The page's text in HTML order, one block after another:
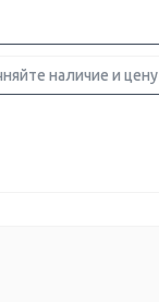
наличие и цену